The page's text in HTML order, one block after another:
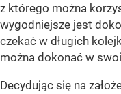
z którego można
wygodniejsze jest
czekać w długich
można dokonać w
Decydując się na